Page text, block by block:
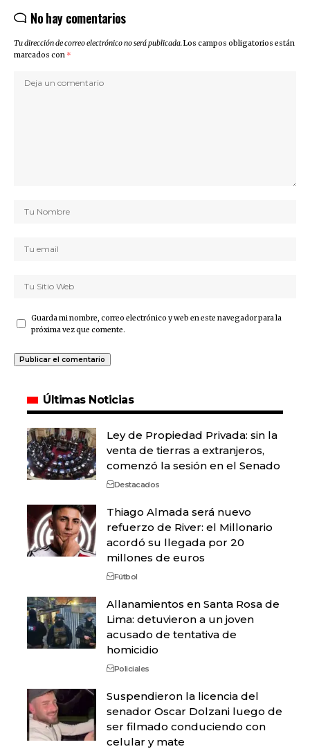
No hay comentarios
Tu dirección de correo electrónico no será publicada.Los campos obligatorios están
marcados con *
Guarda mi nombre, correo electrónico y web en este navegador para la
próxima vez que comente.
Últimas Noticias
Ley de Propiedad Privada: sin la
venta de tierras a extranjeros,
comenzó la sesión en el Senado
Destacados
Thiago Almada será nuevo
refuerzo de River: el Millonario
acordó su llegada por 20
millones de euros
Fútbol
Allanamientos en Santa Rosa de
Lima: detuvieron a un joven
acusado de tentativa de
homicidio
Policiales
Suspendieron la licencia del
senador Oscar Dolzani luego de
ser filmado conduciendo con
celular y mate